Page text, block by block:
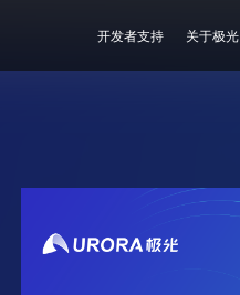
开发者支持 关于极光